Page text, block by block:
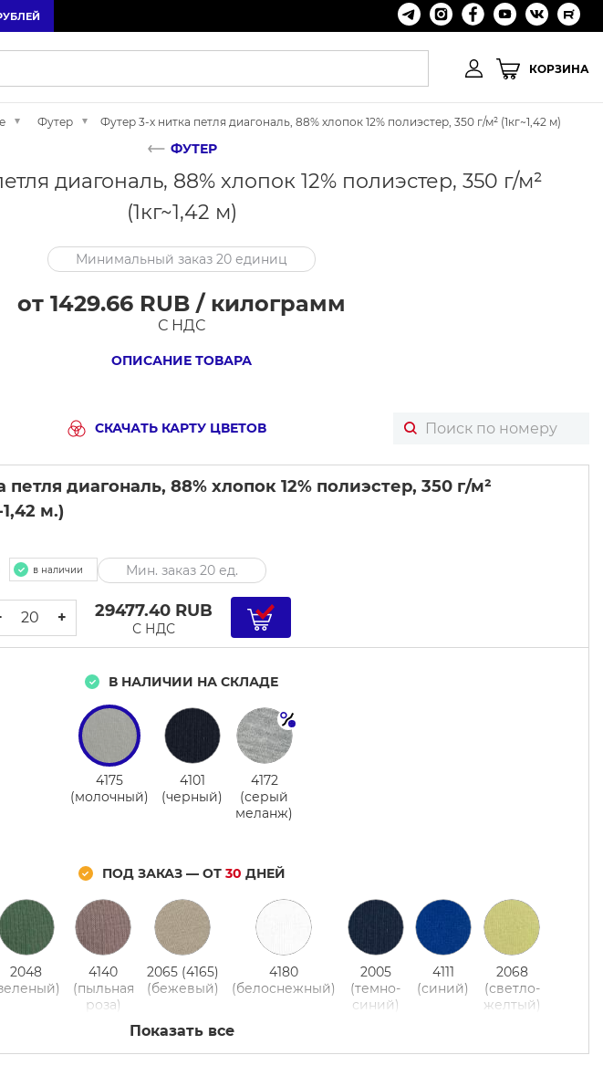
КОРЗИНА
Футер Футер 3-х нитка петля диагональ, 88% хлопок 12% полиэстер, 350 г/м² (1кг~1,42 м)
ФУТЕР
диагональ, 88% хлопок 12% полиэстер, 350 г/м²
(1кг~1,42 м)
Минимальный заказ 20 единиц
от 1429.66 RUB / килограмм
С НДС
ОПИСАНИЕ ТОВАРА
СКАЧАТЬ КАРТУ ЦВЕТОВ
диагональ, 88% хлопок 12% полиэстер, 350 г/м²
1,42 м.)
в наличии Мин. заказ 20 ед.
+ 29477.40 RUB
С НДС
В НАЛИЧИИ НА СКЛАДЕ
4175
(молочный)
4101
(черный)
4172
(серый
меланж)
ПОД ЗАКАЗ — ОТ 30 ДНЕЙ
2048
4140
(пыльная
роза)
2065 (4165)
(бежевый)
4180
(белоснежный)
2005
(темно-
синий)
4111
(синий)
2068
(светло-
желтый)
Показать все